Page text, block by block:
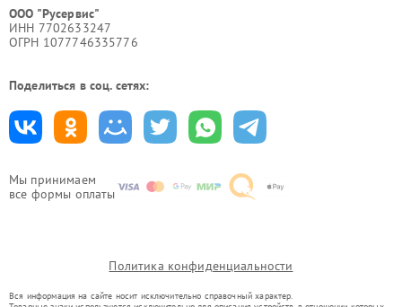
Мы принимаем
все формы оплаты
ООО "Русервис"
ИНН 7702633247
ОГРН 1077746335776
Поделиться в соц. сетях:
Политика конфиденциальности
Вся информация на сайте носит исключительно справочный характер.